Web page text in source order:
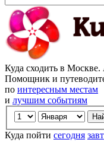
Куда сходить в
Помощник и
по интересным местам
и лучшим событиям
Куда пойти сегодня